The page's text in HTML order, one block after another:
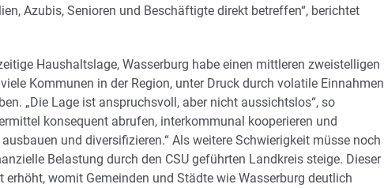
Azubis, Senioren und Beschäftigte direkt betreffen“, berichtet
Haushaltslage, Wasserburg habe einen mittleren zweistelligen
Kommunen in der Region, unter Druck durch volatile Einnahmen
„Die Lage ist anspruchsvoll, aber nicht aussichtslos“, so
konsequent abrufen, interkommunal kooperieren und
und diversifizieren.“ Als weitere Schwierigkeit müsse noch
Belastung durch den CSU geführten Landkreis steige. Dieser
erhöht, womit Gemeinden und Städte wie Wasserburg deutlich